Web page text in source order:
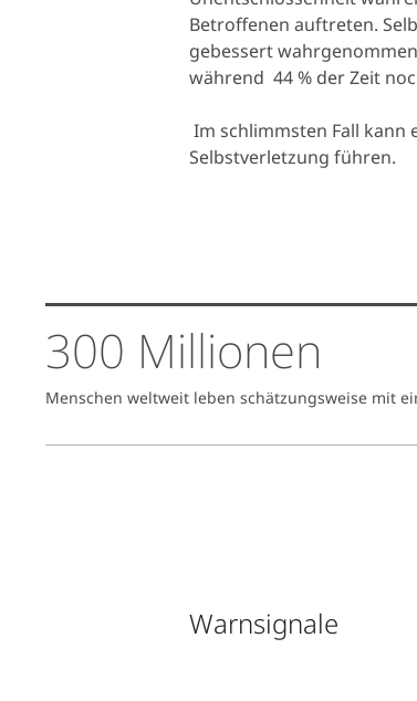
Betroffenen auftreten.
gebessert
während 44 % der Zeit
Im schlimmsten Fall kann
Selbstverletzung führen.
300 Millionen
Menschen weltweit leben schätzungsweise mit
Warnsignale